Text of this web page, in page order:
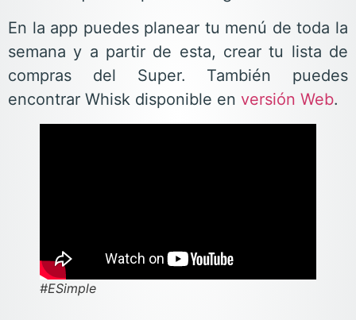
En la app puedes planear tu menú de toda la
semana y a partir de esta, crear tu lista de
compras del Super. También puedes
encontrar Whisk disponible en versión Web.
#ESimple